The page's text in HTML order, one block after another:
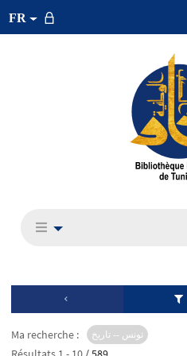
FR
Ma recherche : تونس -- تاريخ